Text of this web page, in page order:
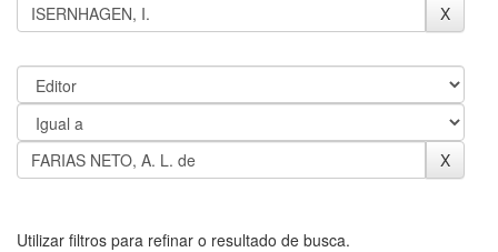
Utilizar filtros para refinar o resultado de busca.